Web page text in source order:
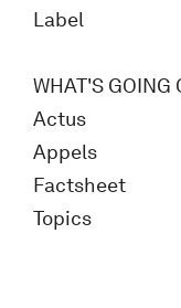
Label
WHAT'S GOING
Actus
Appels
Factsheet
Topics